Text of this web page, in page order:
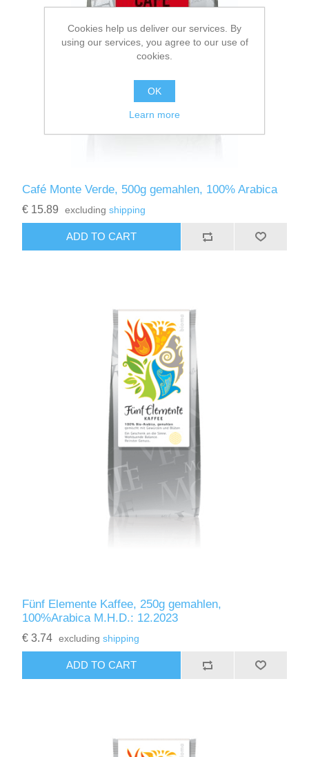
Café Monte Verde, 500g gemahlen, 100% Arabica
€ 15.89 excludingshipping
ADD TO CART
Fünf Elemente Kaffee, 250g gemahlen,
100%Arabica M.H.D.: 12.2023
€ 3.74 excludingshipping
ADD TO CART
Cookies help us deliver our services. By
using our services, you agree to our use of
cookies.
OK
Learn more